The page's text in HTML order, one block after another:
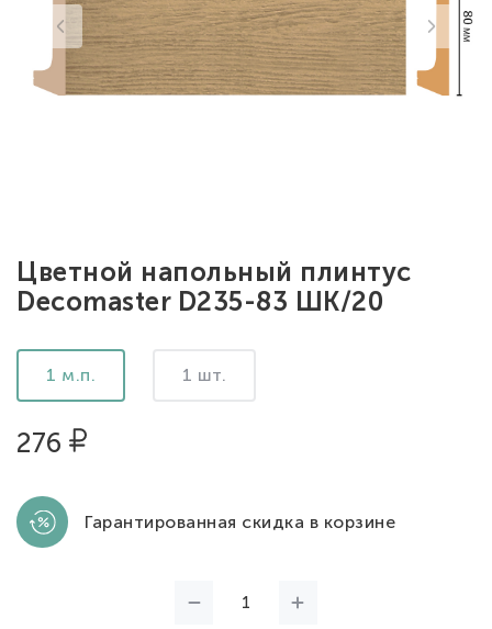
Цветной напольный плинтус
Decomaster D235-83 ШК/20
1 м.п. 1 шт.
276
Гарантированная скидка в корзине